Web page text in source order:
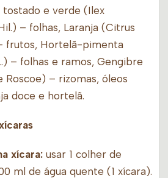
tostado e verde (Ilex
– folhas, Laranja (Citrus
frutos, Hortelã-pimenta
– folhas e ramos, Gengibre
– rizomas, óleos
doce e hortelã.
xícara: usar 1 colher de
ml de água quente (1 xícara).